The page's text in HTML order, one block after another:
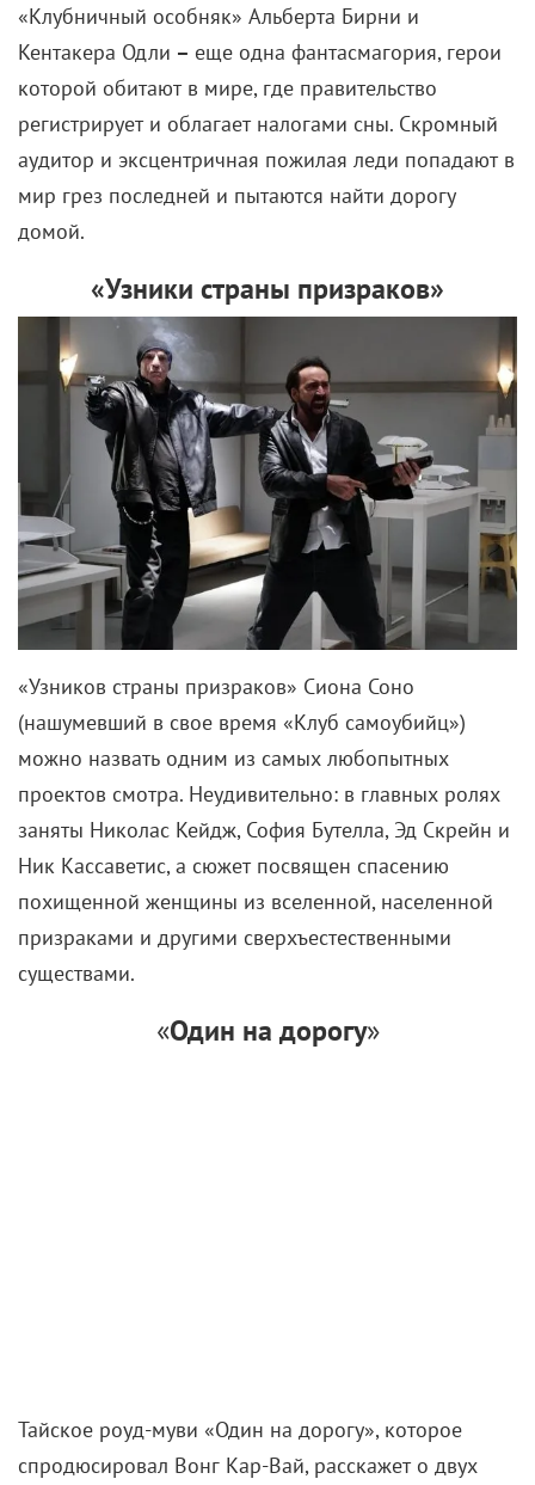
«Клубничный особняк» Альберта Бирни и
Кентакера Одли – еще одна фантасмагория, герои
которой обитают в мире, где правительство
регистрирует и облагает налогами сны. Скромный
аудитор и эксцентричная пожилая леди попадают в
мир грез последней и пытаются найти дорогу
домой.
«Узники страны призраков»
«Узников страны призраков» Сиона Соно
(нашумевший в свое время «Клуб самоубийц»)
можно назвать одним из самых любопытных
проектов смотра. Неудивительно: в главных ролях
заняты Николас Кейдж, София Бутелла, Эд Скрейн и
Ник Кассаветис, а сюжет посвящен спасению
похищенной женщины из вселенной, населенной
призраками и другими сверхъестественными
существами.
«Один на дорогу»
Тайское роуд-муви «Один на дорогу», которое
спродюсировал Вонг Кар-Вай, расскажет о двух